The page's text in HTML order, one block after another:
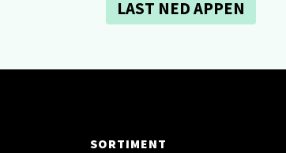
LAST NED APPEN
SORTIMENT